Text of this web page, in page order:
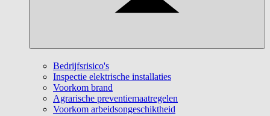
Bedrijfsrisico's
Inspectie elektrische installaties
Voorkom brand
Agrarische preventiemaatregelen
Voorkom arbeidsongeschiktheid